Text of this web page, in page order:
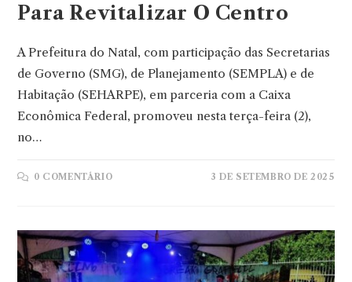
Para Revitalizar O Centro
A Prefeitura do Natal, com participação das Secretarias
de Governo (SMG), de Planejamento (SEMPLA) e de
Habitação (SEHARPE), em parceria com a Caixa
Econômica Federal, promoveu nesta terça-feira (2),
no…
0 COMENTÁRIO 3 DE SETEMBRO DE 2025